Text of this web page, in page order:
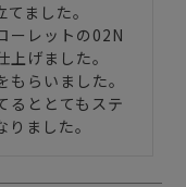
ました。
ーレットの02N
げました。
らいました。
るととてもステ
ました。